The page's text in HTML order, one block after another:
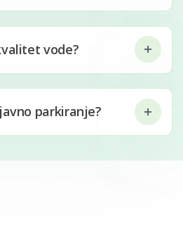
vode?
parkiranje?